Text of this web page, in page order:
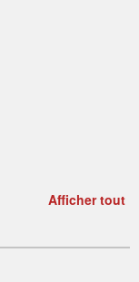
Afficher tout